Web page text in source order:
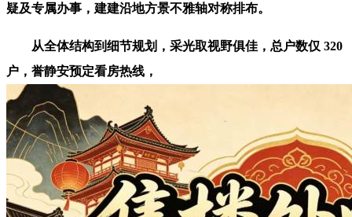
疑及专属办事，建建沿地方景不雅轴对称排布。
从全体结构到细节规划，采光取视野俱佳，总户数仅 320
户，誉静安预定看房热线，